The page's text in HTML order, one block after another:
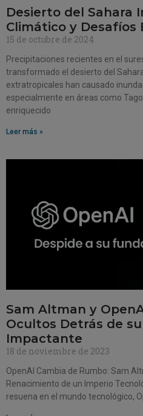
Desierto del Sahara
Climático y Desafíos
15 de octubre de 2024
Precipitaciones recientes en el
transformado el desierto del
extratropicales han causado
especialmente en áreas como
enriquecido
Leer más »
Sam Altman y
Ocultos Detrás de
Impactante
18 de noviembre de 2023
OpenAI Cambia de Rumbo: Sam
Renacimiento de un Imperio
resuena en el mundo tecnológico,